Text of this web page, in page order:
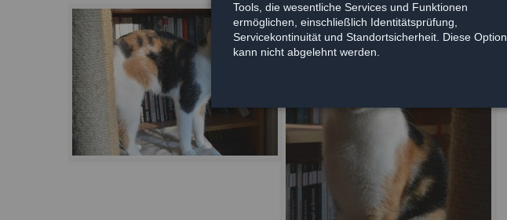
Tools, die wesentliche Services und Funktionen
ermöglichen, einschließlich Identitätsprüfung,
Servicekontinuität und Standortsicherheit. Diese Option
kann nicht abgelehnt werden.